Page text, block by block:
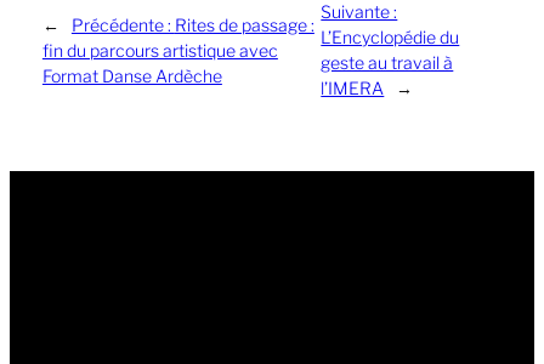
← Précédente : Rites de passage :
fin du parcours artistique avec
Format Danse Ardèche
Suivante :
L’Encyclopédie du
geste au travail à
l’IMERA
→